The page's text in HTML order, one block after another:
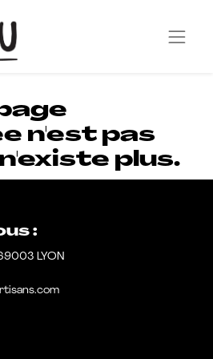
n'est pas
plus.
:
LYON